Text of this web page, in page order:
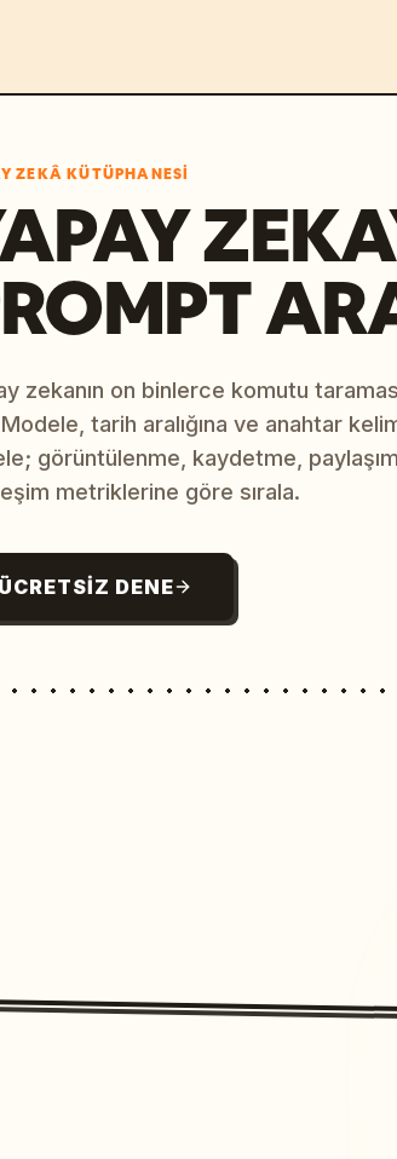
ZEKÂ KÜTÜPHANESI
zekanın on binlerce komutu
tarih aralığına ve anahtar
görüntülenme, kaydetme,
metriklerine göre sırala.
ÜCRETSIZ DENE